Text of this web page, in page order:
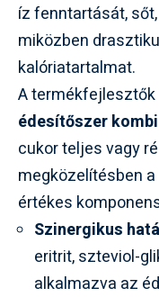
íz fenntartását,
miközben
kalóriatartalmat.
A
édesítőszer
cukor teljes vagy
megközelítésben
értékes
Szinergikus
eritrit, szteviol-
alkalmazva az